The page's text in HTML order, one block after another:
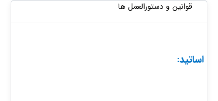
قوانین و دستورالعمل ها
​​​​​​​​​​​​​​​​​​​​​ اساتید: